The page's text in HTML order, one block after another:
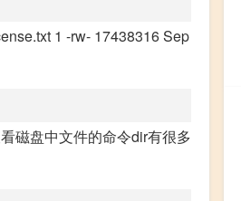
1 -rw- 17438316 Sep
磁盘中文件的命令dir有很多